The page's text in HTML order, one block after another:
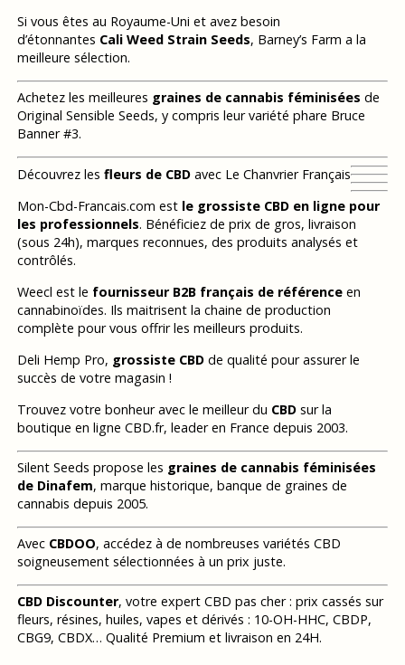
Si vous êtes au Royaume-Uni et avez besoin
d’étonnantes Cali Weed Strain Seeds, Barney’s Farm a la
meilleure sélection.
Achetez les meilleures graines de cannabis féminisées de
Original Sensible Seeds, y compris leur variété phare Bruce
Banner #3.
Découvrez les fleurs de CBDavec Le Chanvrier Français
Mon-Cbd-Francais.com est le grossiste CBD en ligne pour
les professionnels. Bénéficiez de prix de gros, livraison
(sous 24h), marques reconnues, des produits analysés et
contrôlés.
Weecl est le fournisseur B2B français de référenceen
cannabinoïdes. Ils maitrisent la chaine de production
complète pour vous offrir les meilleurs produits.
Deli Hemp Pro, grossiste CBDde qualité pour assurer le
succès de votre magasin !
Trouvez votre bonheur avec le meilleur du CBDsur la
boutique en ligne CBD.fr, leader en France depuis 2003.
Silent Seeds propose les graines de cannabis féminisées
de Dinafem, marque historique, banque de graines de
cannabis depuis 2005.
Avec CBDOO, accédez à de nombreuses variétés CBD
soigneusement sélectionnées à un prix juste.
CBD Discounter, votre expert CBD pas cher : prix cassés sur
fleurs, résines, huiles, vapes et dérivés : 10-OH-HHC, CBDP,
CBG9, CBDX… Qualité Premium et livraison en 24H.